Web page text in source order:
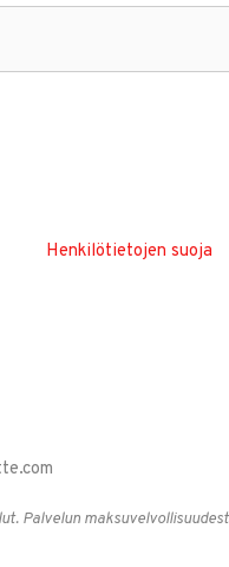
Henkilötietojen suoja
Palvelun